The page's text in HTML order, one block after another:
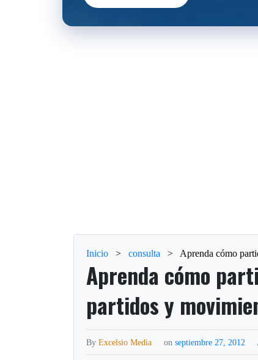
Inicio > consulta > Aprenda cómo
Aprenda cómo
partidos y
ByExcelsio Media onseptiembre 27, 2012